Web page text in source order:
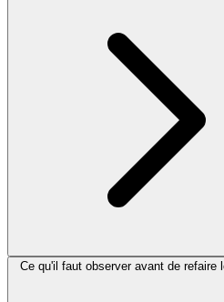
Ce qu'il faut observer avant de refaire